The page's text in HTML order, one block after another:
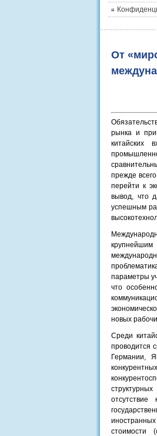
От
рынка и
китайских
прежде
перейти к
вывод, что
успешным
параметры
что
новых
Среди
проводится
Германии,
стоимости